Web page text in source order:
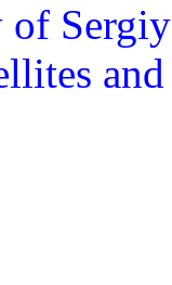
of